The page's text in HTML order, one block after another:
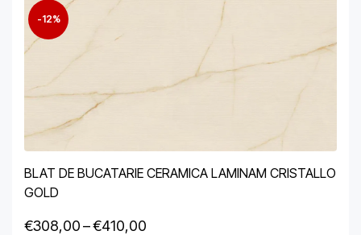
-12%
BLAT DE BUCATARIE CERAMICA LAMINAM CRISTALLO
GOLD
€308,00–€410,00